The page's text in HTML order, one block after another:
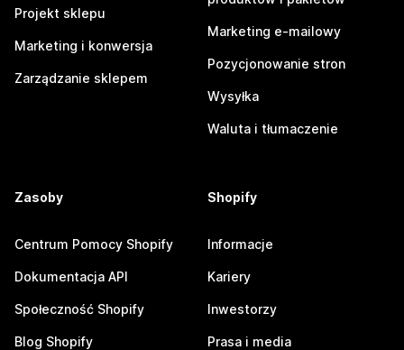
Projekt sklepu
Marketing i konwersja
Zarządzanie sklepem
Marketing e-mailowy
Pozycjonowanie stron
Wysyłka
Waluta i tłumaczenie
Zasoby
Centrum Pomocy Shopify
Dokumentacja API
Społeczność Shopify
Blog Shopify
Shopify
Informacje
Kariery
Inwestorzy
Prasa i media